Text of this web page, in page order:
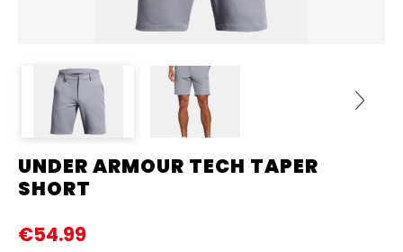
UNDER ARMOUR TECH TAPER
SHORT
€54.99